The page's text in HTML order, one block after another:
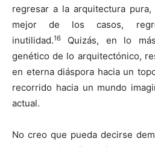
regresar a la arquitectura
mejor de los casos,
inutilidad.16
Quizás, en lo
genético de lo arquitectónico,
en eterna diáspora hacia un
recorrido hacia un mundo
actual.
No creo que pueda decirse